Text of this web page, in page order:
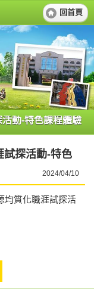
回首頁
動-特色課程體驗
試探活動-特色
2024/04/10
均質化職涯試探活